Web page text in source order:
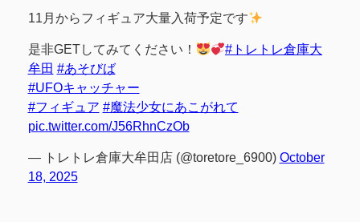
11月からフィギュア大量入荷予定です
是非GETしてみてください！
#トレトレ倉庫大
牟田 #あそびば
#UFOキャッチャー
#フィギュア #魔法少女にあこがれて
pic.twitter.com/J56RhnCzOb
— トレトレ倉庫大牟田店 (@toretore_6900) October
18, 2025